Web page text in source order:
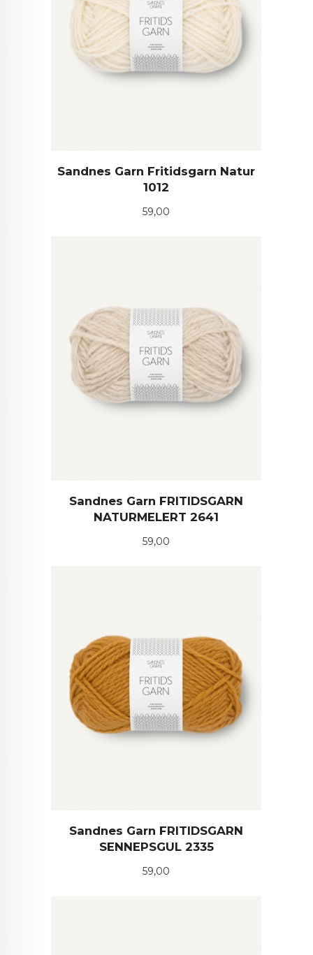
Sandnes Garn Fritidsgarn Natur
1012
Pris
59,00
Sandnes Garn FRITIDSGARN
NATURMELERT 2641
Pris
59,00
Sandnes Garn FRITIDSGARN
SENNEPSGUL 2335
Pris
59,00